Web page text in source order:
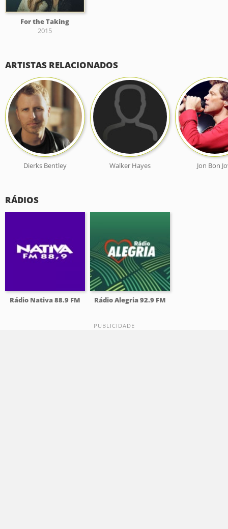
For the Taking
2015
ARTISTAS RELACIONADOS
Dierks Bentley Walker Hayes Jon Bon
RÁDIOS
Rádio Nativa 88.9 FM Rádio Alegria 92.9 FM